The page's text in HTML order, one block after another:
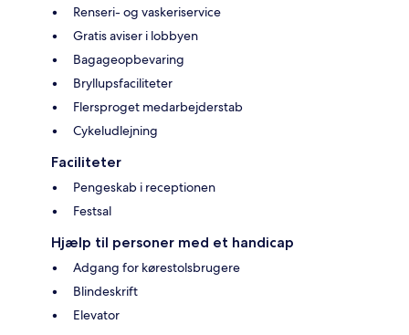
Renseri- og vaskeriservice
Gratis aviser i lobbyen
Bagageopbevaring
Bryllupsfaciliteter
Flersproget medarbejderstab
Cykeludlejning
Faciliteter
Pengeskab i receptionen
Festsal
Hjælp til personer med et handicap
Adgang for kørestolsbrugere
Blindeskrift
Elevator